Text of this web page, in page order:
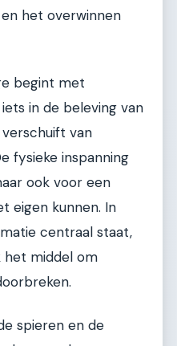
het overwinnen
begint met
in de beleving van
van
fysieke inspanning
ook voor een
eigen kunnen. In
centraal staat,
het middel om
spieren en de